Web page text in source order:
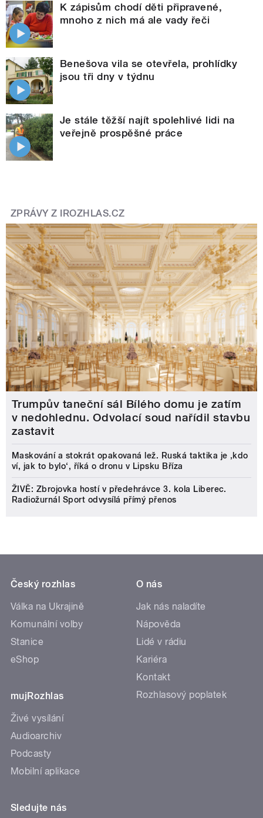
K zápisům chodí děti připravené,
mnoho z nich má ale vady řeči
Benešova vila se otevřela, prohlídky
jsou tři dny v týdnu
Je stále těžší najít spolehlivé lidi na
veřejně prospěšné práce
ZPRÁVY Z IROZHLAS.CZ
Trumpův taneční sál Bílého domu je zatím
v nedohlednu. Odvolací soud nařídil stavbu
zastavit
Maskování a stokrát opakovaná lež. Ruská taktika je ‚kdo
ví, jak to bylo‘, říká o dronu v Lipsku Bříza
ŽIVĚ: Zbrojovka hostí v předehrávce 3. kola Liberec.
Radiožurnál Sport odvysílá přímý přenos
Český rozhlas
Válka na Ukrajině
Komunální volby
Stanice
eShop
mujRozhlas
Živé vysílání
Audioarchiv
Podcasty
Mobilní aplikace
O nás
Jak nás naladíte
Nápověda
Lidé v rádiu
Kariéra
Kontakt
Rozhlasový poplatek
Sledujte nás